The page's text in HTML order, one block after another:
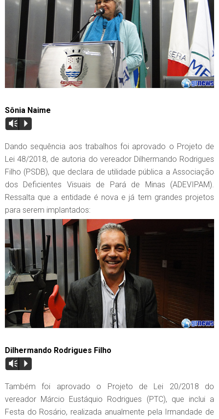
Sônia Naime
Vm P
Dando sequência aos trabalhos foi aprovado o Projeto de
Lei 48/2018, de autoria do vereador Dilhermando Rodrigues
Filho (PSDB), que declara de utilidade pública a Associação
dos Deficientes Visuais de Pará de Minas (ADEVIPAM).
Ressalta que a entidade é nova e já tem grandes projetos
para serem implantados:
Dilhermando Rodrigues Filho
Vm P
Também foi aprovado o Projeto de Lei 20/2018 do
vereador Márcio Eustáquio Rodrigues (PTC), que inclui a
Festa do Rosário, realizada anualmente pela Irmandade de